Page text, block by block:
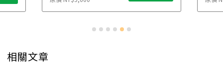
相關文章